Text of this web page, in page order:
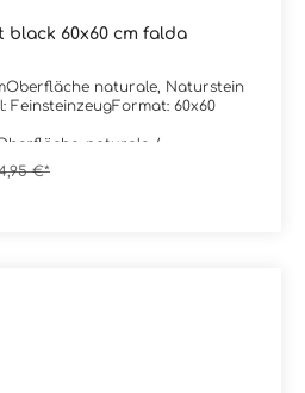
black 60x60 cm falda
naturale, Naturstein
60x60
naturale /
V/R10
1,08 m²Paletteninhalt:
€*